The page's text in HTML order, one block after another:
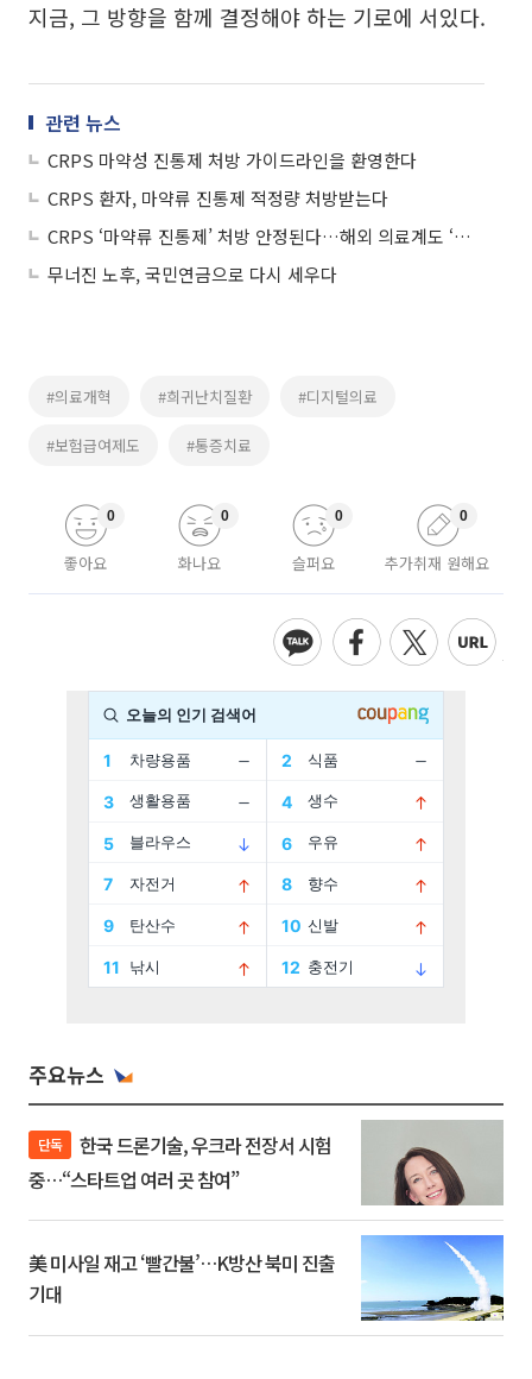
지금, 그 방향을 함께 결정해야 하는 기로에 서있다.
관련 뉴스
CRPS 마약성 진통제 처방 가이드라인을 환영한다
CRPS 환자, 마약류 진통제 적정량 처방받는다
CRPS ‘마약류 진통제’ 처방 안정된다…해외 의료계도 ‘주목’
무너진 노후, 국민연금으로 다시 세우다
#의료개혁 #희귀난치질환 #디지털의료
#보험급여제도 #통증치료
좋아요
0
화나요
0
슬퍼요
0
추가취재 원해요
0
주요뉴스
단독
중…“스타트업 여러 곳 참여”
美 미사일 재고 ‘빨간불’…K방산 북미 진출
기대